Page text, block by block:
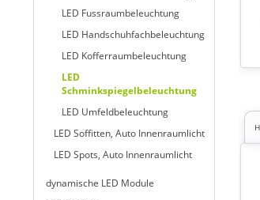
LED Fussraumbeleuchtung
LED Handschuhfachbeleuchtung
LED Kofferraumbeleuchtung
LED
Schminkspiegelbeleuchtung
LED Umfeldbeleuchtung
LED Soffitten, Auto Innenraumlicht
LED Spots, Auto Innenraumlicht
dynamische LED Module